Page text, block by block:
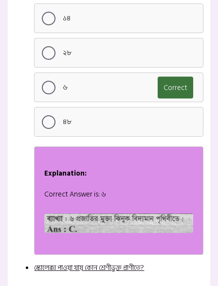
১৪
২৮
৬ Correct
৪৮
Explanation:
Correct Answer is: ৬
স্কোলেক্স পাওয়া যায় কোন শ্রেণীভুক্ত প্রাণীতে?